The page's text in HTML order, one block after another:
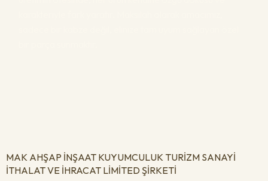
MAK AHŞAP İNŞAAT KUYUMCULUK TURİZM SANAYİ
İTHALAT VE İHRACAT LİMİTED ŞİRKETİ